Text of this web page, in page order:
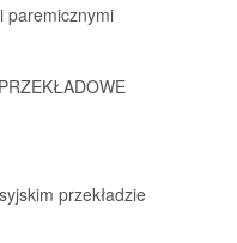
paremicznymi
przekładzie